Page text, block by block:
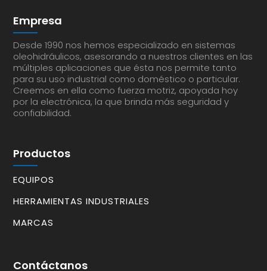
Empresa
Desde 1990 nos hemos especializado en sistemas
oleohidráulicos, asesorando a nuestros clientes en las
múltiples aplicaciones que ésta nos permite tanto
para su uso industrial como doméstico o particular.
Creemos en ella como fuerza motriz, apoyada hoy
por la electrónica, la que brinda más seguridad y
confiabilidad.
Productos
EQUIPOS
HERRAMIENTAS INDUSTRIALES
MARCAS
Contáctanos